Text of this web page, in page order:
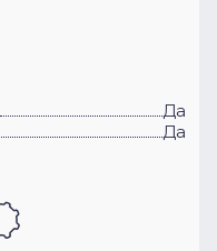
Да
Да